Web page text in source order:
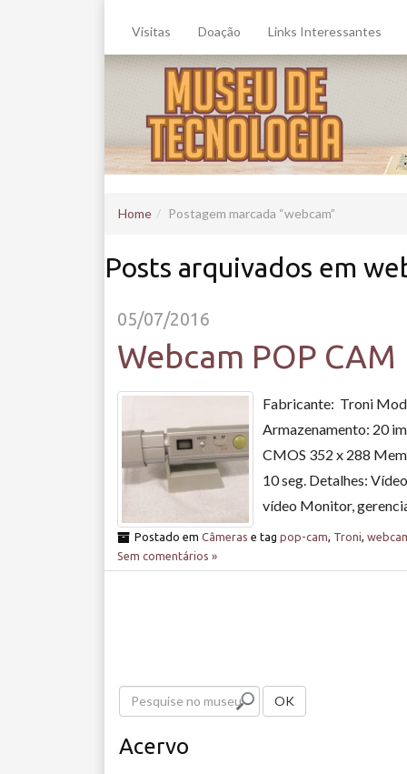
Visitas Doação Links Interessantes
Home Postagem marcada webcam
Posts arquivados em
05/07/2016
Webcam POP CAM
Fabricante: Troni
Armazenamento: 20
CMOS 352 x 288
10 seg. Detalhes:
vídeo Monitor,
Postado em Câmeras e tag pop-cam Troni
Sem comentários »
s
OK
Acervo